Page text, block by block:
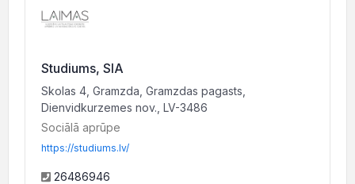
Studiums, SIA
Skolas 4, Gramzda, Gramzdas pagasts,
Dienvidkurzemes nov., LV-3486
Sociālā aprūpe
https://studiums.lv/
26486946